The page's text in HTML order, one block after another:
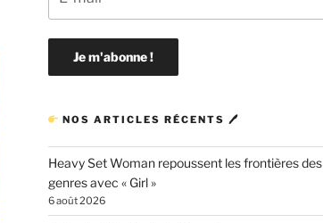
NOS ARTICLES RÉCENTS 🖊
Heavy Set Woman repoussent les frontières des
genres avec « Girl »
6 août 2026